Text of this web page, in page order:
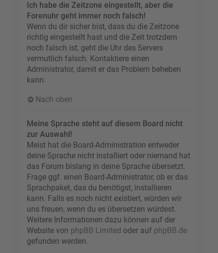
Ich habe die Zeitzone eingestellt, aber die
Forenuhr geht immer noch falsch!
Wenn du dir sicher bist, dass du die Zeitzone
richtig eingestellt hast und die Zeit trotzdem
noch falsch ist, geht die Uhr des Servers
vermutlich falsch. Kontaktiere einen
Administrator, damit er das Problem beheben
kann.
Nach oben
Meine Sprache steht auf diesem Board nicht
zur Auswahl!
Meist hat die Board-Administration entweder
deine Sprache nicht installiert oder niemand hat
das Forum bislang in deine Sprache übersetzt.
Frage ggf. einen Board-Administrator, ob er das
Sprachpaket, das du benötigst, installieren
kann. Falls es noch nicht existiert, würden wir
uns freuen, wenn du es übersetzen würdest.
Weitere Informationen dazu können auf der
Website von phpBB Limited oder auf phpBB.de
gefunden werden.